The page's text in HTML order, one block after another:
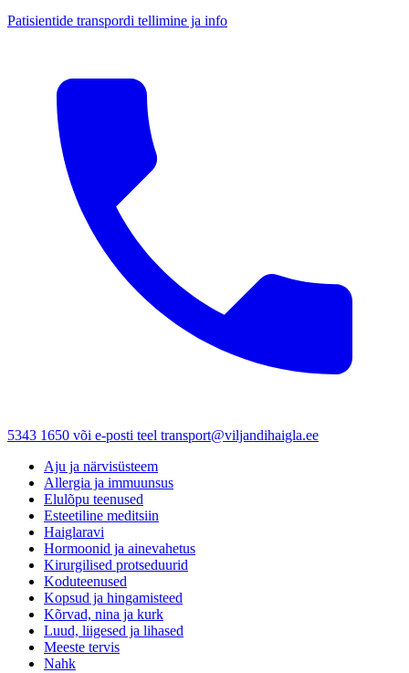
Patisientide transpordi tellimine ja info
5343 1650 või e-posti teel transport@viljandihaigla.ee
Aju ja närvisüsteem
Allergia ja immuunsus
Elulõpu teenused
Esteetiline meditsiin
Haiglaravi
Hormoonid ja ainevahetus
Kirurgilised protseduurid
Koduteenused
Kopsud ja hingamisteed
Kõrvad, nina ja kurk
Luud, liigesed ja lihased
Meeste tervis
Nahk